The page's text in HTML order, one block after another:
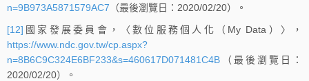
n=9B973A5871579AC7 （最後瀏覽日：2020/02/20）。
[12] 國家發展委員會，〈數位服務個人化（My Data）〉，
https://www.ndc.gov.tw/cp.aspx?
n=8B6C9C324E6BF233&s=460617D071481C4B （最後瀏覽日：
2020/02/20）。